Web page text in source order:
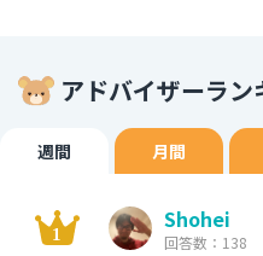
アドバイザーラン
週間 月間
Shohei
回答数：138